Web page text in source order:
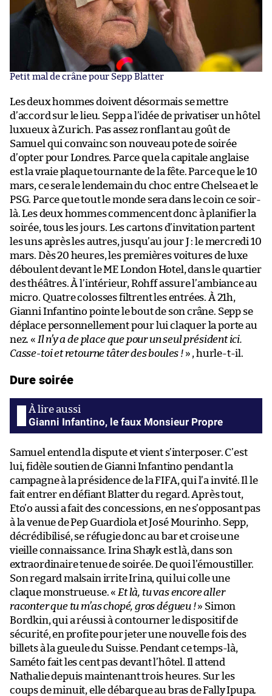
Petit mal de crâne pour Sepp Blatter
Les deux hommes doivent désormais se mettre
d’accord sur le lieu. Sepp a l’idée de privatiser un hôtel
luxueux à Zurich. Pas assez ronflant au goût de
Samuel qui convainc son nouveau pote de soirée
d’opter pour Londres. Parce que la capitale anglaise
est la vraie plaque tournante de la fête. Parce que le 10
mars, ce sera le lendemain du choc entre Chelsea et le
PSG. Parce que tout le monde sera dans le coin ce soir-
là. Les deux hommes commencent donc à planifier la
soirée, tous les jours. Les cartons d’invitation partent
les uns après les autres, jusqu’au jour J : le mercredi 10
mars. Dès 20 heures, les premières voitures de luxe
déboulent devant le ME London Hotel, dans le quartier
des théâtres. À l’intérieur, Rohff assure l’ambiance au
micro. Quatre colosses filtrent les entrées. À 21h,
Gianni Infantino pointe le bout de son crâne. Sepp se
déplace personnellement pour lui claquer la porte au
nez. « Il n’y a de place que pour un seul président ici.
Casse-toi et retourne tâter des boules !» , hurle-t-il.
Dure soirée
Gianni Infantino, le faux Monsieur Propre
Samuel entend la dispute et vient s’interposer. C’est
lui, fidèle soutien de Gianni Infantino pendant la
campagne à la présidence de la FIFA, qui l’a invité. Il le
fait entrer en défiant Blatter du regard. Après tout,
Eto’o aussi a fait des concessions, en ne s’opposant pas
à la venue de Pep Guardiola et José Mourinho. Sepp,
décrédibilisé, se réfugie donc au bar et croise une
vieille connaissance. Irina Shayk est là, dans son
extraordinaire tenue de soirée. De quoi l’émoustiller.
Son regard malsain irrite Irina, qui lui colle une
claque monstrueuse. « Et là, tu vas encore aller
raconter que tu m’as chopé, gros dégueu !» Simon
Bordkin, qui a réussi à contourner le dispositif de
sécurité, en profite pour jeter une nouvelle fois des
billets à la gueule du Suisse. Pendant ce temps-là,
Saméto fait les cent pas devant l’hôtel. Il attend
Nathalie depuis maintenant trois heures. Sur les
coups de minuit, elle débarque au bras de Fally Ipupa.